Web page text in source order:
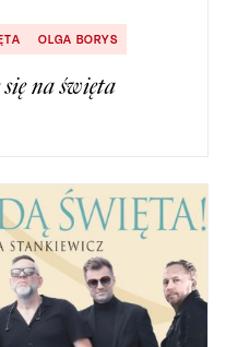
OLGA BORYS
na święta